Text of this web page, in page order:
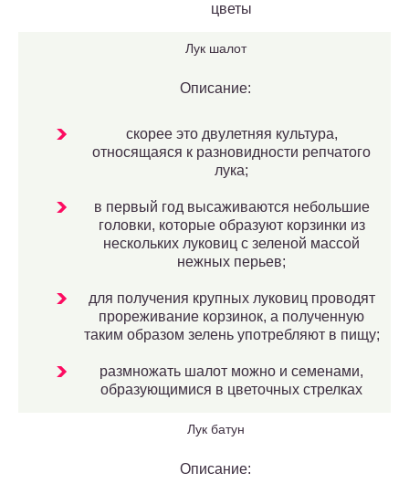
цветы
Лук шалот
Описание:
скорее это двулетняя культура,
относящаяся к разновидности репчатого
лука;
в первый год высаживаются небольшие
головки, которые образуют корзинки из
нескольких луковиц с зеленой массой
нежных перьев;
для получения крупных луковиц проводят
прореживание корзинок, а полученную
таким образом зелень употребляют в пищу;
размножать шалот можно и семенами,
образующимися в цветочных стрелках
Лук батун
Описание: